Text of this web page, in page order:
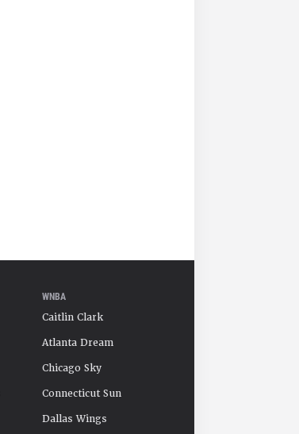
WNBA
Caitlin Clark
Atlanta Dream
Chicago Sky
Connecticut Sun
Dallas Wings